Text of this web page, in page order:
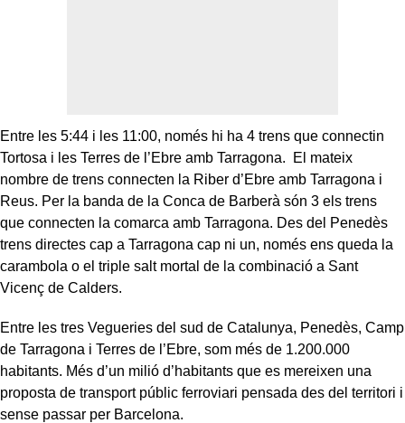
Entre les 5:44 i les 11:00, només hi ha 4 trens que connectin
Tortosa i les Terres de l’Ebre amb Tarragona. El mateix
nombre de trens connecten la Riber d’Ebre amb Tarragona i
Reus. Per la banda de la Conca de Barberà són 3 els trens
que connecten la comarca amb Tarragona. Des del Penedès
trens directes cap a Tarragona cap ni un, només ens queda la
carambola o el triple salt mortal de la combinació a Sant
Vicenç de Calders.
Entre les tres Vegueries del sud de Catalunya, Penedès, Camp
de Tarragona i Terres de l’Ebre, som més de 1.200.000
habitants. Més d’un milió d’habitants que es mereixen una
proposta de transport públic ferroviari pensada des del territori i
sense passar per Barcelona.